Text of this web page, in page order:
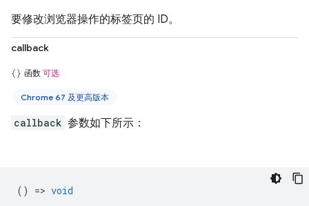
要修改浏览器操作的标签页的 ID。
callback
函数 可选
Chrome 67 及更高版本
callback 参数如下所示：
() => void